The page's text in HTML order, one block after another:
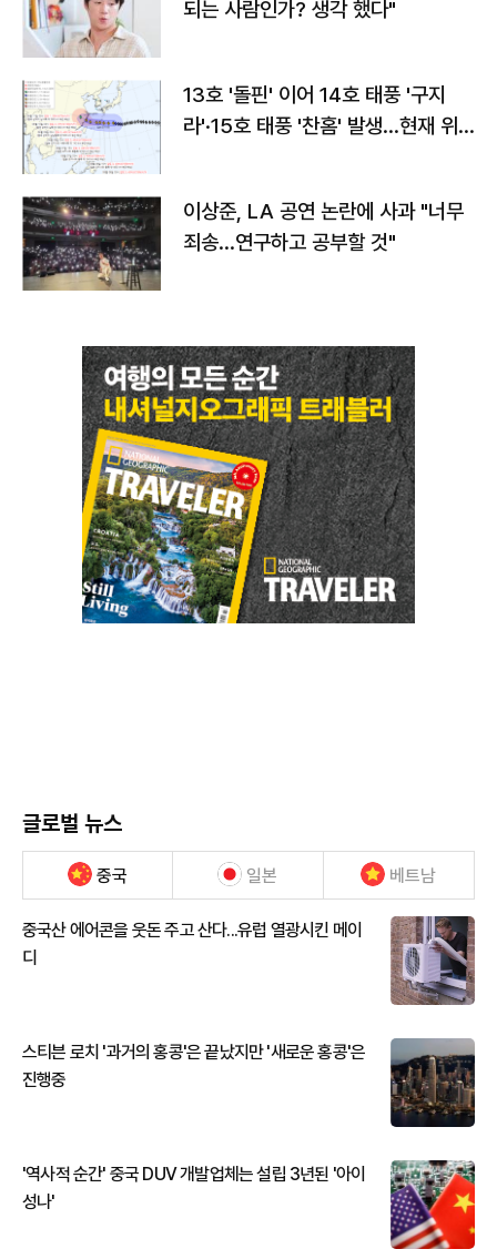
되는 사람인가? 생각 했다"
13호 '돌핀' 이어 14호 태풍 '구지
라'·15호 태풍 '찬홈' 발생…현재 위
이상준, LA 공연 논란에 사과 "너무
죄송…연구하고 공부할 것"
글로벌 뉴스
중국 일본 베트남
중국산 에어콘을 웃돈 주고 산다...유럽 열광시킨 메이
디
스티븐 로치 '과거의 홍콩'은 끝났지만 '새로운 홍콩'은
진행중
'역사적 순간' 중국 DUV 개발업체는 설립 3년된 '아이
성나'